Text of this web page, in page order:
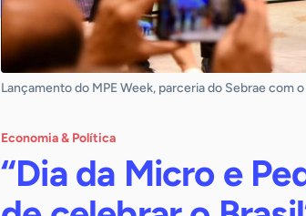
Lançamento do MPE Week, parceria do Sebrae com
Economia & Política
“Dia da Micro e